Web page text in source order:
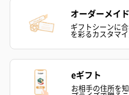
オーダーメイ
ギフトシーンに
を彩るカスタマ
eギフト
お相手の住所を